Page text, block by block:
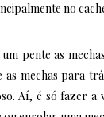
no
pente as
mechas para
Aí, é só fazer a